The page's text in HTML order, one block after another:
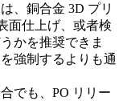
、 銅合金 3D プリ
面仕上げ、或者検
かを推奨できま
強制するよりも通
でも、PO リリー